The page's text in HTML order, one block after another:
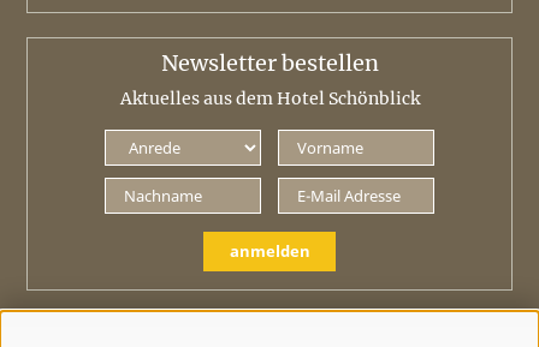
Newsletter bestellen
Aktuelles aus dem Hotel Schönblick
anmelden